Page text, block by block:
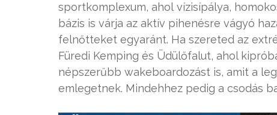
sportkomplexum, ahol vízisí­pálya,
bázis is várja az aktív pihenésre vágyó
felnőtteket egyaránt. Ha szereted az
Füredi Kemping és Üdülőfalut, ahol
népszerűbb wakeboardozást is, amit a
emlegetnek. Mindehhez pedig a csodás